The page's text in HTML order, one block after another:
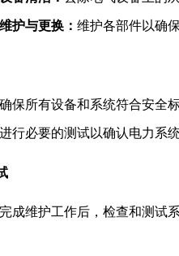
维护与更换： 维护各部件以确
确保所有设备和系统符合安全标
进行必要的测试以确认电力系统
完成维护工作后，检查和测试